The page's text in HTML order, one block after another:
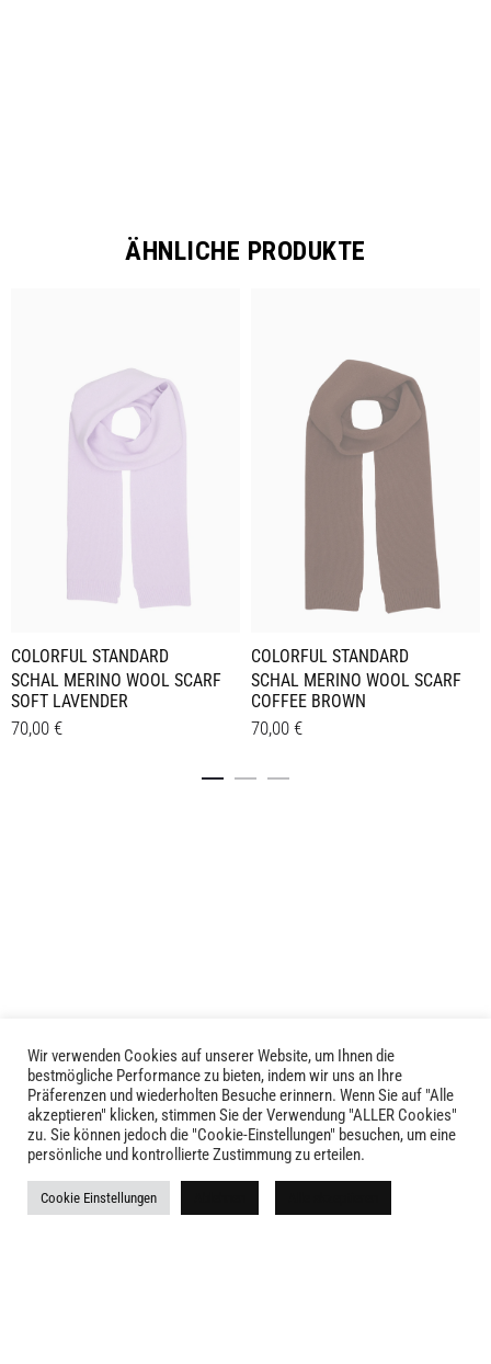
ÄHNLICHE PRODUKTE
COLORFUL STANDARD
SCHAL MERINO WOOL SCARF
SOFT LAVENDER
70,00 €
COLORFUL STANDARD
SCHAL MERINO WOOL SCARF
COFFEE BROWN
70,00 €
LIVID © 2024
Kontakt
Versandkosten
Wir verwenden Cookies auf unserer Website, um Ihnen die
bestmögliche Performance zu bieten, indem wir uns an Ihre
Präferenzen und wiederholten Besuche erinnern. Wenn Sie auf "Alle
akzeptieren" klicken, stimmen Sie der Verwendung "ALLER Cookies"
zu. Sie können jedoch die "Cookie-Einstellungen" besuchen, um eine
persönliche und kontrollierte Zustimmung zu erteilen.
Cookie Einstellungen